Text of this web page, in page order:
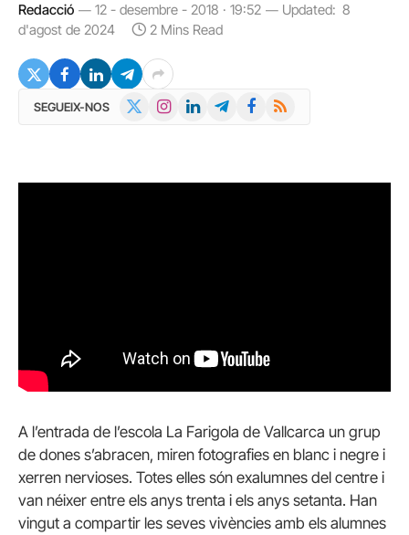
Redacció 12 - desembre - 2018 · 19:52 Updated: 8
d'agost de 2024
2 Mins Read
SEGUEIX-NOS InstagramLinkedInTelegramFacebook
RSS
A l’entrada de l’escola La Farigola de Vallcarca un grup
de dones s’abracen, miren fotografies en blanc i negre i
xerren nervioses. Totes elles són exalumnes del centre i
van néixer entre els anys trenta i els anys setanta. Han
vingut a compartir les seves vivències amb els alumnes